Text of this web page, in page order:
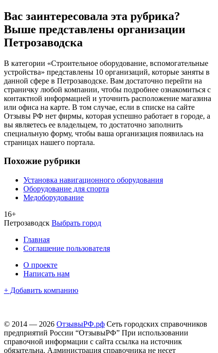
Вас заинтересовала эта рубрика?
Выше представлены организации
Петрозаводска
В категории «Строительное оборудование, вспомогательные
устройства» представлены 10 организаций, которые заняты в
данной сфере в Петрозаводске. Вам достаточно перейти на
страничку любой компании, чтобы подробнее ознакомиться с
контактной информацией и уточнить расположение магазина
или офиса на карте. В том случае, если в списке на сайте
Отзывы РФ нет фирмы, которая успешно работает в городе, а
вы являетесь ее владельцем, то достаточно заполнить
специальную форму, чтобы ваша организация появилась на
страницах нашего портала.
Похожие рубрики
Установка навигационного оборудования
Оборудование для спорта
Медоборудование
16+
Петрозаводск Выбрать город
Главная
Соглашение пользователя
О проекте
Написать нам
+ Добавить компанию
© 2014 — 2026 ОтзывыРФ.рф Сеть городских справочников
предприятий России “ОтзывыРФ” При использовании
справочной информации с сайта ссылка на источник
обязательна. Администрация справочника не несет